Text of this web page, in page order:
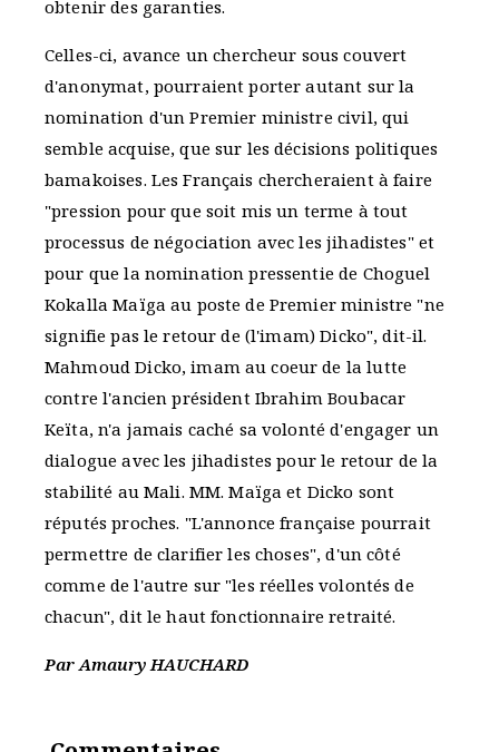
obtenir des garanties.
Celles-ci, avance un chercheur sous couvert
d'anonymat, pourraient porter autant sur la
nomination d'un Premier ministre civil, qui
semble acquise, que sur les décisions politiques
bamakoises. Les Français chercheraient à faire
"pression pour que soit mis un terme à tout
processus de négociation avec les jihadistes" et
pour que la nomination pressentie de Choguel
Kokalla Maïga au poste de Premier ministre "ne
signifie pas le retour de (l'imam) Dicko", dit-il.
Mahmoud Dicko, imam au coeur de la lutte
contre l'ancien président Ibrahim Boubacar
Keïta, n'a jamais caché sa volonté d'engager un
dialogue avec les jihadistes pour le retour de la
stabilité au Mali. MM. Maïga et Dicko sont
réputés proches. "L'annonce française pourrait
permettre de clarifier les choses", d'un côté
comme de l'autre sur "les réelles volontés de
chacun", dit le haut fonctionnaire retraité.
Par Amaury HAUCHARD